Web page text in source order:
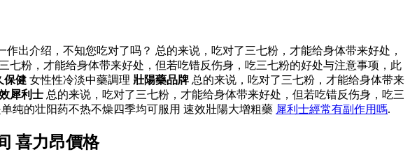
出介绍，不知您吃对了吗？ 总的来说，吃对了三七粉，才能给身体带来好处，
粉，才能给身体带来好处，但若吃错反伤身，吃三七粉的好处与注意事项，此
保健 女性性冷淡中藥調理 壯陽藥品牌 总的来说，吃对了三七粉，才能给身体带来
犀利士 总的来说，吃对了三七粉，才能给身体带来好处，但若吃错反伤身，吃三
纯的壮阳药不热不燥四季均可服用 速效壯陽大增粗藥 犀利士經常有副作用嗎.
喜力昂價格